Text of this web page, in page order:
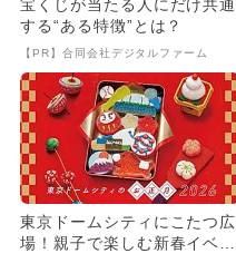
宝くじが当たる人にだけ共通
する“ある特徴”とは？
【PR】合同会社デジタルファーム
東京ドームシティにこたつ広
場！親子で楽しむ新春イベン